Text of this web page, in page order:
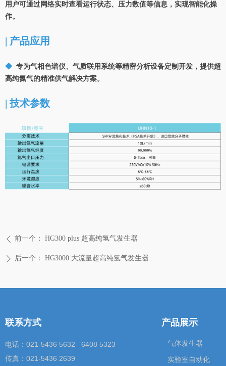
ꄴ 前一个： HG300 plus 超高纯氢气发生器
ꄲ 后一个： HG3000 大流量超高纯氢气发生器
用户可通过网络实时查看运行状态、压力数值等信息，实现智能化操
作。
| 产品应用
◆ 专为气相色谱仪、气质联用系统等精密分析设备定制开发，提供超
高纯氮气的精准供气解决方案。
| 技术参数
联系方式
电话：021-5436 5632 6408 5323
传真：021-5436 2639
产品展示
气体发生器
实验室自动化